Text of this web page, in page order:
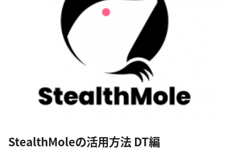
StealthMoleの活用方法 DT編